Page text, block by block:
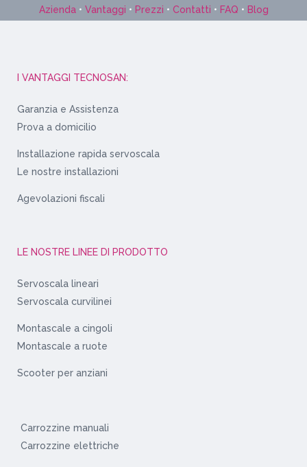
Azienda• Vantaggi • Prezzi • Contatti • FAQ • Blog
I VANTAGGI TECNOSAN:
Garanzia e Assistenza
Prova a domicilio
Installazione rapida servoscala
Le nostre installazioni
Agevolazioni fiscali
LE NOSTRE LINEE DI PRODOTTO
Servoscala lineari
Servoscala curvilinei
Montascale a cingoli
Montascale a ruote
Scooter per anziani
Carrozzine manuali
Carrozzine elettriche